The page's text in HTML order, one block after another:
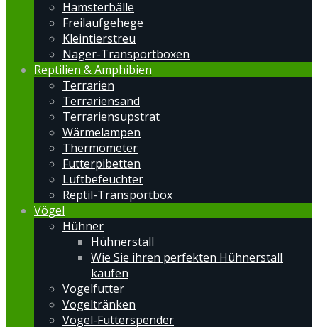
Hamsterbälle
Freilaufgehege
Kleintierstreu
Nager-Transportboxen
Reptilien & Amphibien
Terrarien
Terrariensand
Terrariensupstrat
Wärmelampen
Thermometer
Futterpibetten
Luftbefeuchter
Reptil-Transportbox
Vögel
Hühner
Hühnerstall
Wie Sie ihren perfekten Hühnerstall
kaufen
Vogelfutter
Vogeltränken
Vogel-Futterspender